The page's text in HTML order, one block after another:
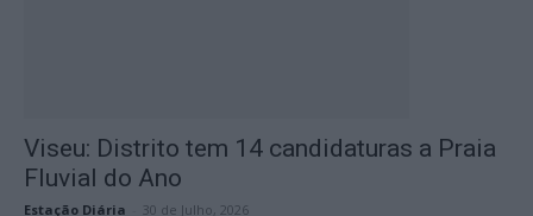
Viseu: Distrito tem 14 candidaturas a Praia
Fluvial do Ano
Estação Diária 30 de Julho, 2026